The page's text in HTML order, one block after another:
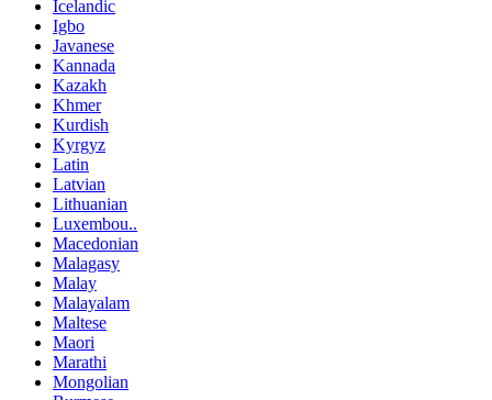
Icelandic
Igbo
Javanese
Kannada
Kazakh
Khmer
Kurdish
Kyrgyz
Latin
Latvian
Lithuanian
Luxembou..
Macedonian
Malagasy
Malay
Malayalam
Maltese
Maori
Marathi
Mongolian